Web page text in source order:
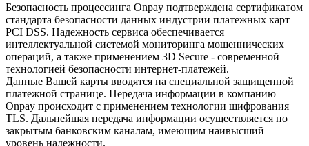
Безопасность процессинга Onpay подтверждена сертификатом
стандарта безопасности данных индустрии платежных карт
PCI DSS. Надежность сервиса обеспечивается
интеллектуальной системой мониторинга мошеннических
операций, а также применением 3D Secure - современной
технологией безопасности интернет-платежей.
Данные Вашей карты вводятся на специальной защищенной
платежной странице. Передача информации в компанию
Onpay происходит с применением технологии шифрования
TLS. Дальнейшая передача информации осуществляется по
закрытым банковским каналам, имеющим наивысший
уровень надежности.